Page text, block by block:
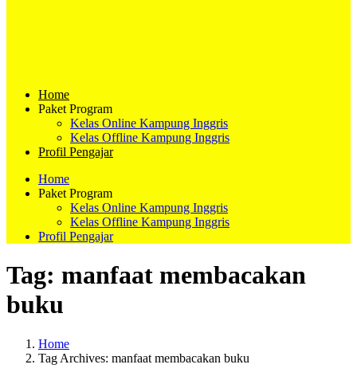
Home
Paket Program
Kelas Online Kampung Inggris
Kelas Offline Kampung Inggris
Profil Pengajar
Home
Paket Program
Kelas Online Kampung Inggris
Kelas Offline Kampung Inggris
Profil Pengajar
Tag: manfaat membacakan
buku
Home
Tag Archives: manfaat membacakan buku